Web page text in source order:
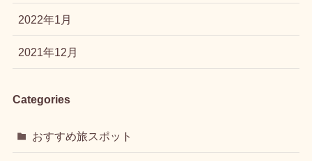
2022年1月
2021年12月
Categories
おすすめ旅スポット